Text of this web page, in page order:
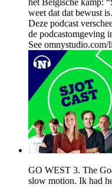
het Belgische kamp:
weet dat dat bewust
Deze podcast
de podcastomgeving
See
GO WEST 3. The
slow motion. Ik had